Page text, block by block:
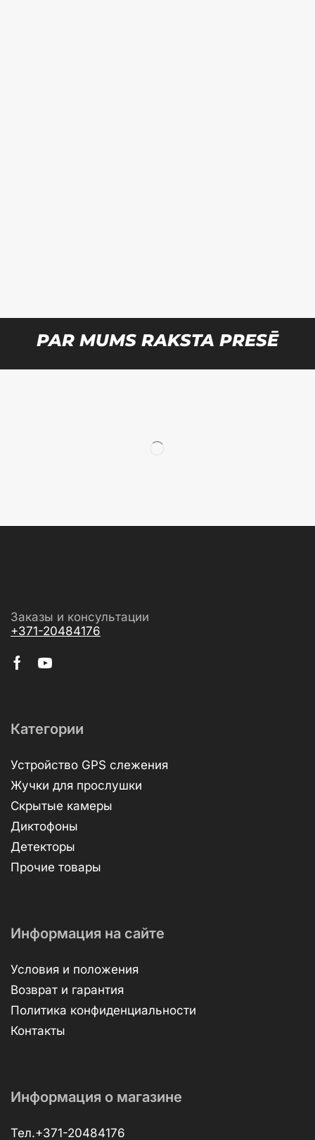
PAR MUMS RAKSTA PRESĒ
Заказы и консультации
+371-20484176
Категории
Устройство GPS слежения
Жучки для прослушки
Скрытые камеры
Диктофоны
Детекторы
Прочие товары
Информация на сайте
Условия и положения
Возврат и гарантия
Политика конфиденциальности
Контакты
Информация о магазине
Тел.+371-20484176